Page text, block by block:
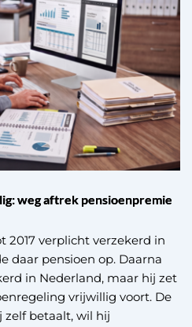
weg aftrek pensioenpremie
2017 verplicht verzekerd in
daar pensioen op. Daarna
in Nederland, maar hij zet
vrijwillig voort. De
zelf betaalt, wil hij